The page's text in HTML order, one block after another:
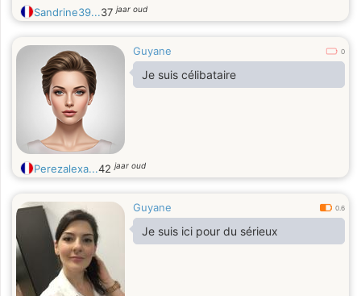
Sandrine39...37jaar oud
Guyane 0
Je suis célibataire
Perezalexa...42jaar oud
Guyane 0.6
Je suis ici pour du sérieux